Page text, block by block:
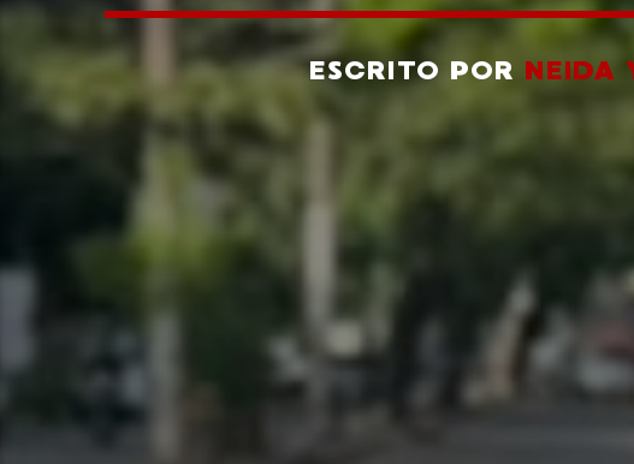
ESCRITO POR NEIDA